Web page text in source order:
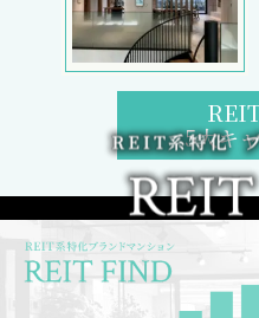
5大キ